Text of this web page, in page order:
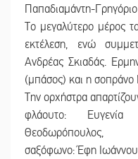
Παπαδιαμάντη-
Το μεγαλύτερο μέρος
εκτέλεση, ενώ
Ανδρέας Σκιαδάς.
(μπάσος) και η σοπράνο
Την ορχήστρα
φλάουτο:
Θεοδωρόπουλος,
σαξόφωνο: Έφη Ιωάννου,